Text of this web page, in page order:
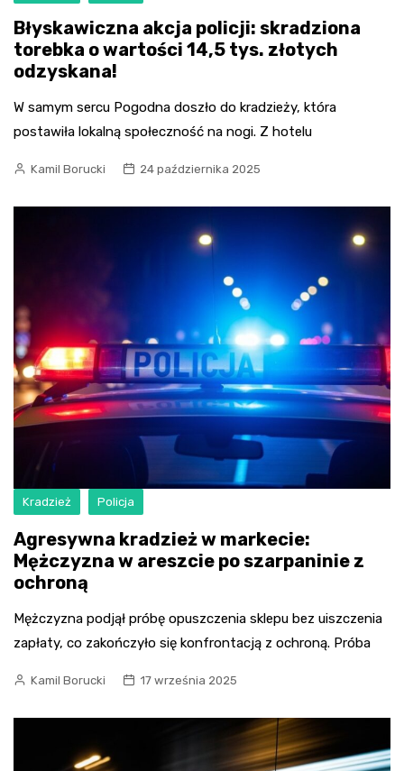
Błyskawiczna akcja policji: skradziona
torebka o wartości 14,5 tys. złotych
odzyskana!
W samym sercu Pogodna doszło do kradzieży, która
postawiła lokalną społeczność na nogi. Z hotelu
Kamil Borucki 24 października 2025
Kradzież Policja
Agresywna kradzież w markecie:
Mężczyzna w areszcie po szarpaninie z
ochroną
Mężczyzna podjął próbę opuszczenia sklepu bez uiszczenia
zapłaty, co zakończyło się konfrontacją z ochroną. Próba
Kamil Borucki 17 września 2025